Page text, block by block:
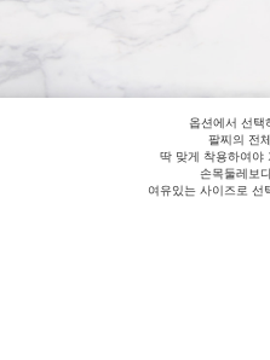
옵션에서 선택
팔찌의 전
딱 맞게 착용하여야
손목둘레보
여유있는 사이즈로 선